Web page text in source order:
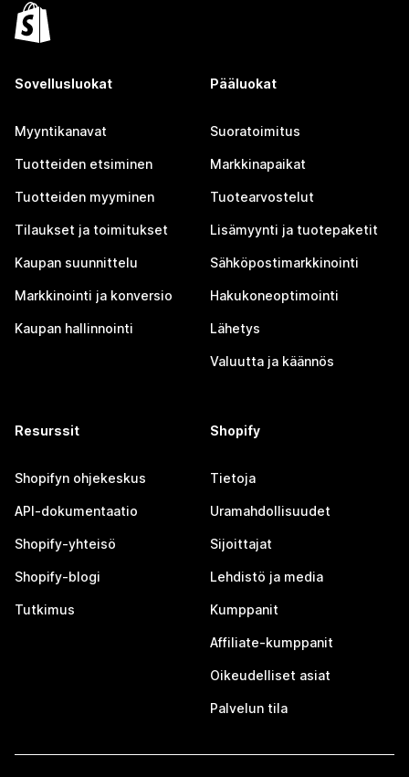
Sovellusluokat
Myyntikanavat
Tuotteiden etsiminen
Tuotteiden myyminen
Tilaukset ja toimitukset
Kaupan suunnittelu
Markkinointi ja konversio
Kaupan hallinnointi
Pääluokat
Suoratoimitus
Markkinapaikat
Tuotearvostelut
Lisämyynti ja tuotepaketit
Sähköpostimarkkinointi
Hakukoneoptimointi
Lähetys
Valuutta ja käännös
Resurssit
Shopifyn ohjekeskus
API-dokumentaatio
Shopify-yhteisö
Shopify-blogi
Tutkimus
Shopify
Tietoja
Uramahdollisuudet
Sijoittajat
Lehdistö ja media
Kumppanit
Affiliate-kumppanit
Oikeudelliset asiat
Palvelun tila